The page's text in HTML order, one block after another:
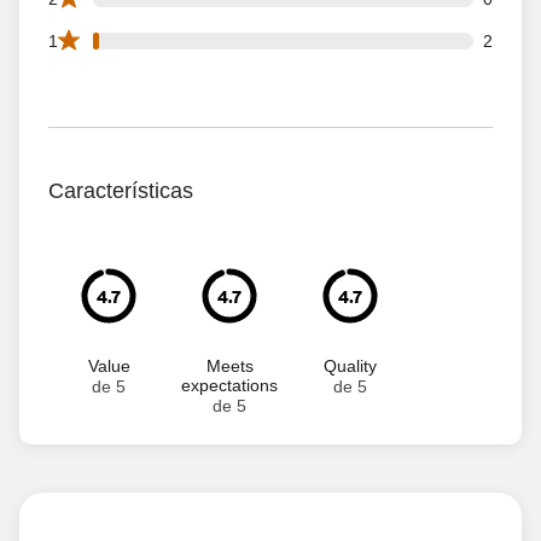
1 2
2 1 star reviews out of 139 reviews
Características
4.7
Value
de 5
4.7
Meets
expectations
de 5
4.7
Quality
de 5